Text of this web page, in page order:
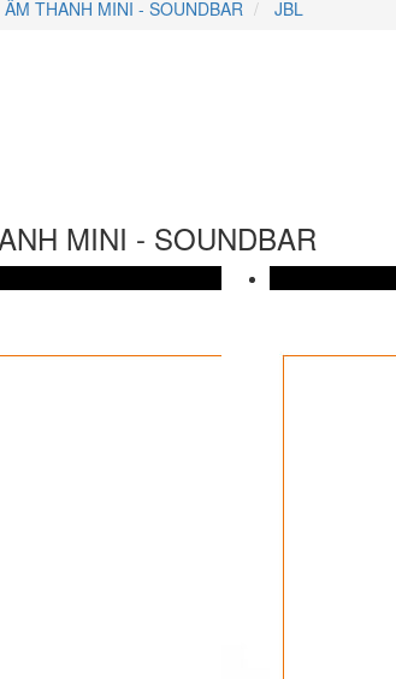
ÂM THANH MINI - SOUNDBAR JBL
MINI - SOUNDBAR